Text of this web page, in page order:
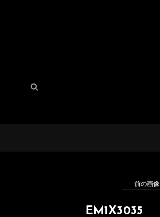
検
前の画像
EM1X3035